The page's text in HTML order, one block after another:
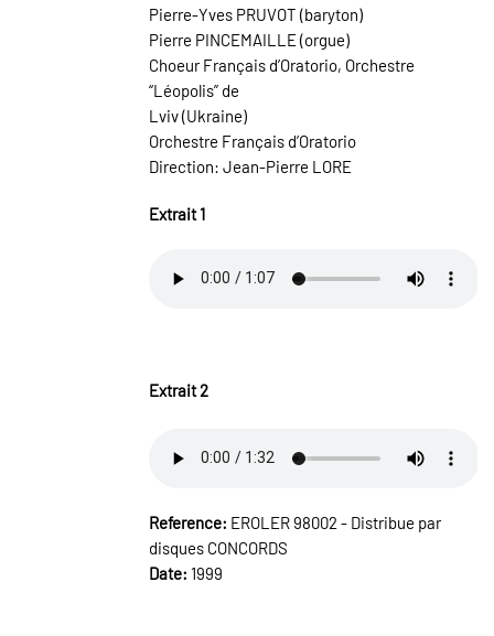
Pierre-Yves PRUVOT (baryton)
Pierre PINCEMAILLE (orgue)
Choeur Français d’Oratorio, Orchestre
“Léopolis” de
Lviv (Ukraine)
Orchestre Français d’Oratorio
Direction: Jean-Pierre LORE
Extrait 1
Extrait 2
Reference: EROLER 98002 - Distribue par
disques CONCORDS
Date: 1999